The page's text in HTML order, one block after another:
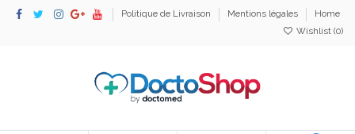
Politique de Livraison Mentions légales
Home
Wishlist (0)